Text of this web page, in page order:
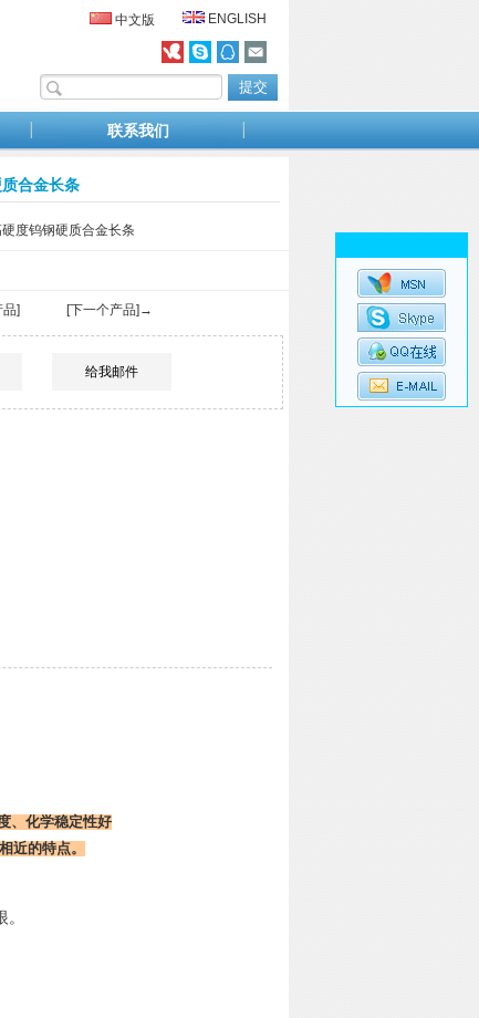
中文版 ENGLISH
联系我们
合金长条
度钨钢硬质合金长条
] [下一个产品]→
给我邮件
、化学稳定性好
近的特点。
。